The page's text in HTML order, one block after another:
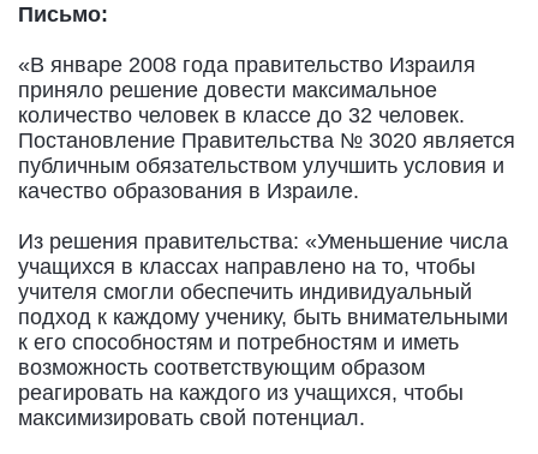
Письмо:
«В январе 2008 года правительство Израиля
приняло решение довести максимальное
количество человек в классе до 32 человек.
Постановление Правительства № 3020 является
публичным обязательством улучшить условия и
качество образования в Израиле.
Из решения правительства: «Уменьшение числа
учащихся в классах направлено на то, чтобы
учителя смогли обеспечить индивидуальный
подход к каждому ученику, быть внимательными
к его способностям и потребностям и иметь
возможность соответствующим образом
реагировать на каждого из учащихся, чтобы
максимизировать свой потенциал.